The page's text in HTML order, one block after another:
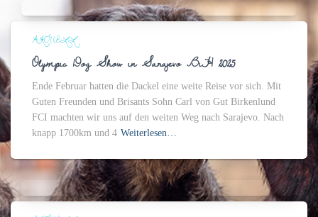
AKTUELL
Olympic Dog Show in Sarajevo BiH 2025
Ende Februar hatten die Dackel eine weite Reise vor sich. Mit
Guten Freunden und Brisants Sohn Carl von Gut Birkenlund
FCI machten wir uns auf den weiten Weg nach Sarajevo. Nach
knapp 1700km und 4 Weiterlesen…